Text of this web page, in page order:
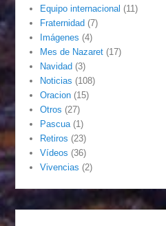
Equipo internacional (11)
Fraternidad (7)
Imágenes (4)
Mes de Nazaret (17)
Navidad (3)
Noticias (108)
Oracion (15)
Otros (27)
Pascua (1)
Retiros (23)
Vídeos (36)
Vivencias (2)